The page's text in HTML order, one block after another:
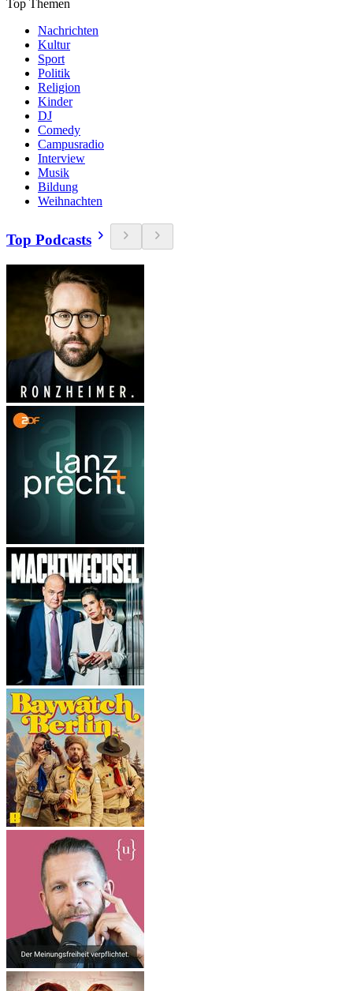
Top Themen
Nachrichten
Kultur
Sport
Politik
Religion
Kinder
DJ
Comedy
Campusradio
Interview
Musik
Bildung
Weihnachten
Top Podcasts